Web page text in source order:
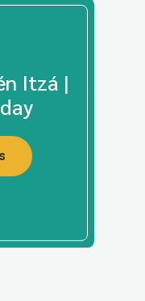
Itzá |